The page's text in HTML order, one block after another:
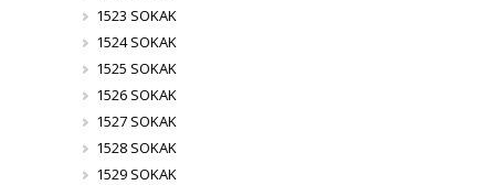
1523 SOKAK
1524 SOKAK
1525 SOKAK
1526 SOKAK
1527 SOKAK
1528 SOKAK
1529 SOKAK